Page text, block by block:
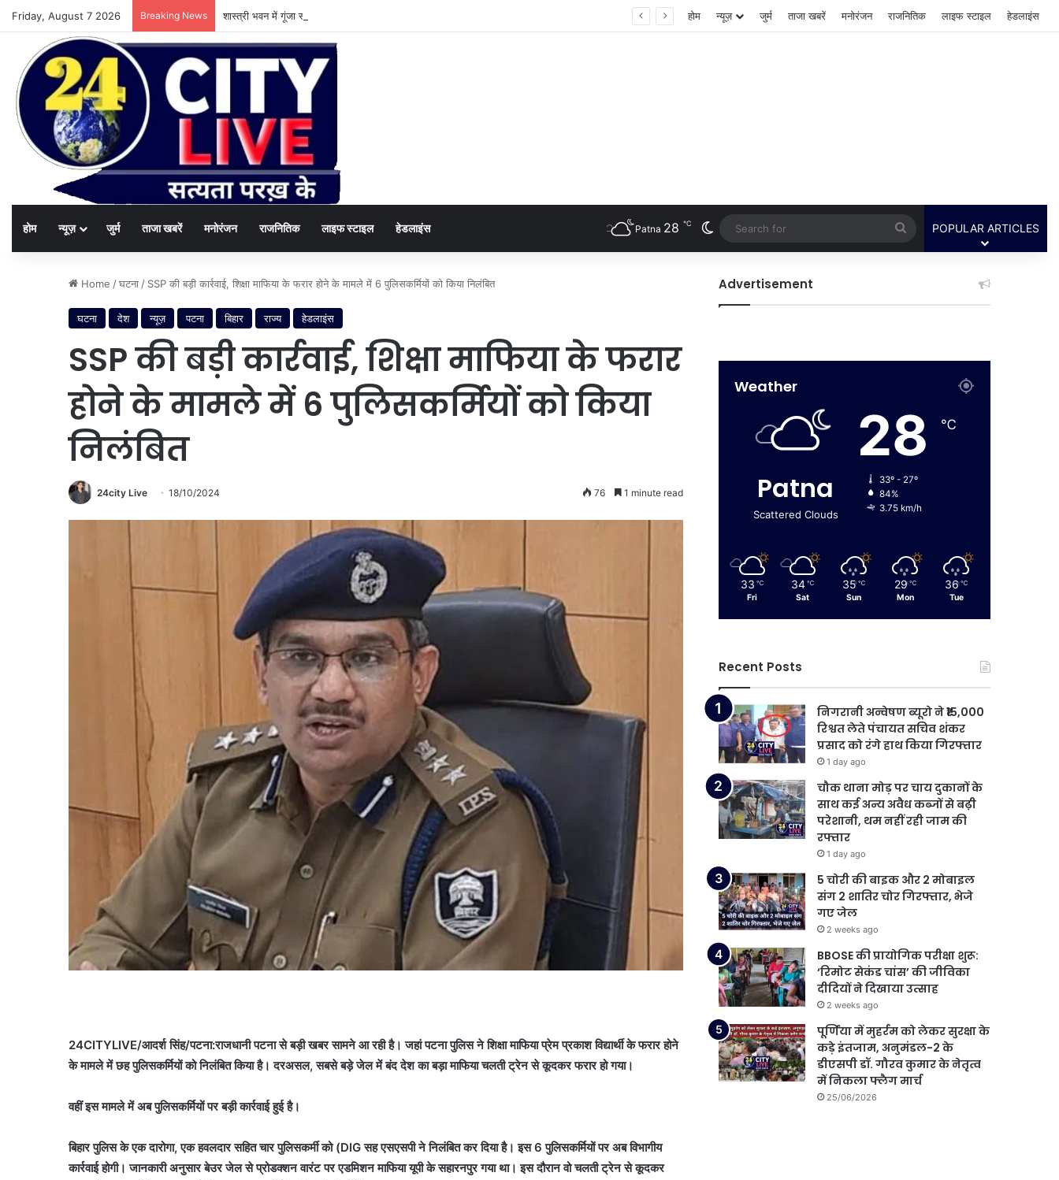
Friday, August 7 2026 Breaking News शास्त्री भवन में गूंजा स्वच्छता का शंखनाद: नुक्कड़ नाटक के जरिए विधायी विभाग ने पेश की मिसाल होम न्यूज़ जुर्म ताजा खबरें मनोरंजन राजनितिक लाइफ स्टाइल हेडलाइंस
होम न्यूज़ जुर्म ताजा खबरें मनोरंजन राजनितिक लाइफ स्टाइल हेडलाइंस Patna 28 ℃ Switch skin
Search
for
POPULAR ARTICLES
Home /घटना/ SSP की बड़ी कार्रवाई, शिक्षा माफिया के फरार होने के मामले में 6 पुलिसकर्मियों को किया निलंबित
घटना देश न्यूज़ पटना बिहार राज्य हेडलाइंस
SSP की बड़ी कार्रवाई, शिक्षा माफिया के फरार
होने के मामले में 6 पुलिसकर्मियों को किया
निलंबित
24city Live 18/10/2024 76 1 minute read
24CITYLIVE/आदर्श सिंह/पटना:राजधानी पटना से बड़ी खबर सामने आ रही है। जहां पटना पुलिस ने शिक्षा माफिया प्रेम प्रकाश विद्यार्थी के फरार होने
के मामले में छह पुलिसकर्मियों को निलंबित किया है। दरअसल, सबसे बड़े जेल में बंद देश का बड़ा माफिया चलती ट्रेन से कूदकर फरार हो गया।
वहीं इस मामले में अब पुलिसकर्मियों पर बड़ी कार्रवाई हुई है।
बिहार पुलिस के एक दारोगा, एक हवलदार सहित चार पुलिसकर्मी को (DIG सह एसएसपी ने निलंबित कर दिया है। इस 6 पुलिसकर्मियों पर अब विभागीय
कार्रवाई होगी। जानकारी अनुसार बेउर जेल से प्रोडक्शन वारंट पर एडमिशन माफिया यूपी के सहारनपुर गया था। इस दौरान वो चलती ट्रेन से कूदकर
Advertisement
Weather
Patna
Scattered Clouds
28 ℃
33º - 27º
84%
3.75 km/h
33 ℃
Fri
34 ℃
Sat
35 ℃
Sun
29 ℃
Mon
36 ℃
Tue
Recent Posts
निगरानी अन्वेषण ब्यूरो ने ₹15,000
रिश्वत लेते पंचायत सचिव शंकर
प्रसाद को रंगे हाथ किया गिरफ्तार
1 day ago
चौक थाना मोड़ पर चाय दुकानों के
साथ कई अन्य अवैध कब्जों से बढ़ी
परेशानी, थम नहीं रही जाम की
रफ्तार
1 day ago
5 चोरी की बाइक और 2 मोबाइल
संग 2 शातिर चोर गिरफ्तार, भेजे
गए जेल
2 weeks ago
BBOSE की प्रायोगिक परीक्षा शुरू:
‘रिमोट सेकंड चांस’ की जीविका
दीदियों ने दिखाया उत्साह
2 weeks ago
पूर्णिया में मुहर्रम को लेकर सुरक्षा के
कड़े इंतजाम, अनुमंडल-2 के
डीएसपी डॉ. गौरव कुमार के नेतृत्व
में निकला फ्लैग मार्च
25/06/2026